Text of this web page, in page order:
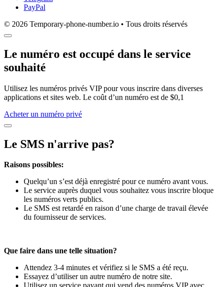
PayPal
© 2026 Temporary-phone-number.io • Tous droits réservés
Le numéro est occupé dans le service
souhaité
Utilisez les numéros privés VIP pour vous inscrire dans diverses
applications et sites web. Le coût d’un numéro est de $0,1
Acheter un numéro privé
Le SMS n'arrive pas?
Raisons possibles:
Quelqu’un s’est déjà enregistré pour ce numéro avant vous.
Le service auprès duquel vous souhaitez vous inscrire bloque
les numéros verts publics.
Le SMS est retardé en raison d’une charge de travail élevée
du fournisseur de services.
Que faire dans une telle situation?
Attendez 3-4 minutes et vérifiez si le SMS a été reçu.
Essayez d’utiliser un autre numéro de notre site.